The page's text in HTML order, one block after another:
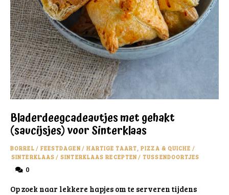
Bladerdeegcadeautjes met gehakt
(saucijsjes) voor Sinterklaas
BORREL / FEESTDAGEN/ HARTIGE TAART, PIZZA & QUICHE /
SINTERKLAAS / SINTERKLAAS RECEPTEN / TUSSENDOORTJES
0
Op zoek naar lekkere hapjes om te serveren tijdens